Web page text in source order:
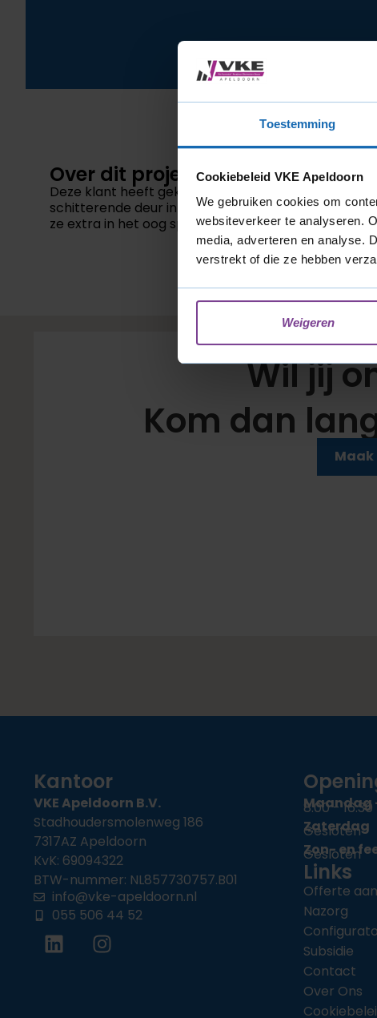
Toestemming
Cookiebeleid VKE Apeldoorn
We gebruiken cookies om
websiteverkeer te analyseren.
media, adverteren en analyse.
verstrekt of die ze hebben
Weigeren
Over dit project
Deze klant heeft gekozen voor een moderne
schitterende deur in hout-look! De openslaande
ze extra in het oog springen.
Eigen
Wil jij
Kom dan
Kantoor
VKE Apeldoorn B.V.
Stadhoudersmolenweg 186
7317AZ Apeldoorn
KvK: 69094322
BTW-nummer: NL857730757.B01
info@vke-apeldoorn.nl
055 506 44 52
Maandag
8:00 - 16:30
Zaterdag
Gesloten
Zon- en
Gesloten
Links
Offerte
Nazorg
Subsidie
Contact
Over Ons